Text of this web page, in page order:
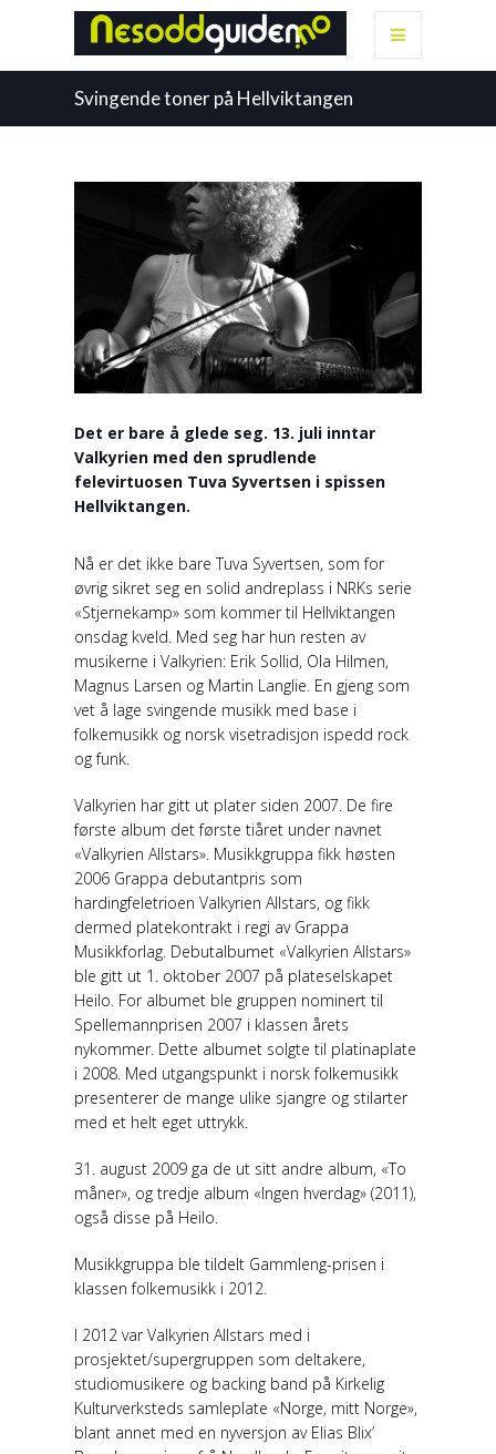
Svingende toner på Hellviktangen
Det er bare å glede seg. 13. juli inntar
Valkyrien med den sprudlende
felevirtuosen Tuva Syvertsen i spissen
Hellviktangen.
Nå er det ikke bare Tuva Syvertsen, som for
øvrig sikret seg en solid andreplass i NRKs serie
«Stjernekamp» som kommer til Hellviktangen
onsdag kveld. Med seg har hun resten av
musikerne i Valkyrien: Erik Sollid, Ola Hilmen,
Magnus Larsen og Martin Langlie. En gjeng som
vet å lage svingende musikk med base i
folkemusikk og norsk visetradisjon ispedd rock
og funk.
Valkyrien har gitt ut plater siden 2007. De fire
første album det første tiåret under navnet
«Valkyrien Allstars». Musikkgruppa fikk høsten
2006 Grappa debutantpris som
hardingfeletrioen Valkyrien Allstars, og fikk
dermed platekontrakt i regi av Grappa
Musikkforlag. Debutalbumet «Valkyrien Allstars»
ble gitt ut 1. oktober 2007 på plateselskapet
Heilo. For albumet ble gruppen nominert til
Spellemannprisen 2007 i klassen årets
nykommer. Dette albumet solgte til platinaplate
i 2008. Med utgangspunkt i norsk folkemusikk
presenterer de mange ulike sjangre og stilarter
med et helt eget uttrykk.
31. august 2009 ga de ut sitt andre album, «To
måner», og tredje album «Ingen hverdag» (2011),
også disse på Heilo.
Musikkgruppa ble tildelt Gammleng-prisen i
klassen folkemusikk i 2012.
I 2012 var Valkyrien Allstars med i
prosjektet/supergruppen som deltakere,
studiomusikere og backing band på Kirkelig
Kulturverksteds samleplate «Norge, mitt Norge»,
blant annet med en nyversjon av Elias Blix’